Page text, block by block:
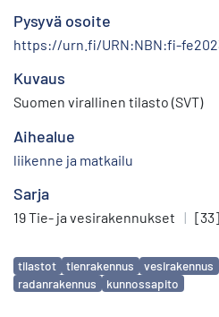
Pysyvä osoite
https://urn.fi/URN:NBN:fi-
Kuvaus
Suomen virallinen tilasto (SVT)
Aihealue
liikenne ja matkailu
Sarja
19 Tie- ja vesirakennukset | [33]
Avainsanat
tilastot tienrakennus vesirakennus
radanrakennus
kunnossapito